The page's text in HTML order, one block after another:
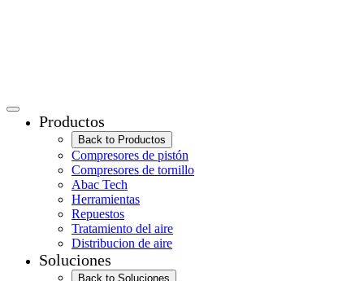
Productos
Back to Productos
Compresores de pistón
Compresores de tornillo
Abac Tech
Herramientas
Repuestos
Tratamiento del aire
Distribucion de aire
Soluciones
Back to Soluciones